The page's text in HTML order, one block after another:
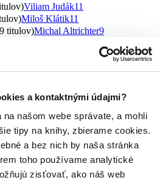
a kontaktnými údajmi?
našom webe správate, a mohli
tipy na knihy, zbierame cookies.
a bez nich by naša stránka
toho používame analytické
zisťovať, ako náš web
Viliam Judák11
Miloš Klátik11
titulov)Michal Altrichter9
Josef Hlouch
titulov) Jacques Philippe8
titulov)Štefánia Beňová8
(7 titulov)Kateřina Lachmanová7
James Martin 7
7
Hope Lyda7
titulov)Angelo Scarano6